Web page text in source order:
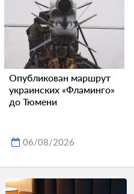
Опубликован маршрут
украинских «Фламинго»
до Тюмени
06/08/2026